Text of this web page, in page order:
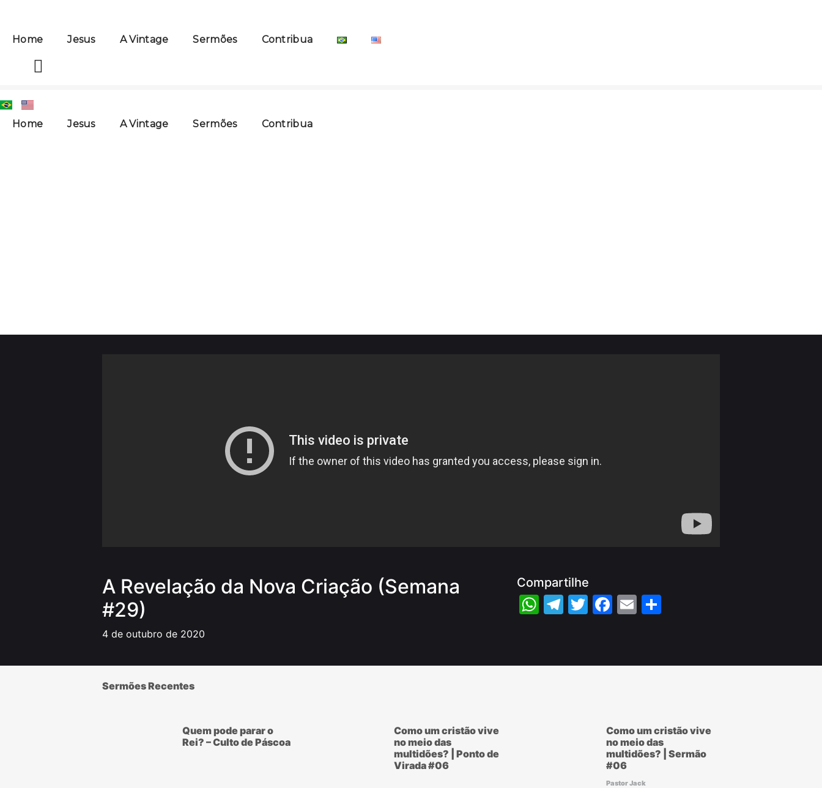
Home Jesus A Vintage Sermões Contribua
Home Jesus A Vintage Sermões Contribua
A Revelação da Nova Criação (Semana
#29)
4 de outubro de 2020
Compartilhe
WhatsApp
Telegram
Twitter
Facebook
Email
Sermões Recentes
Quem pode parar o
Rei? – Culto de Páscoa
Como um cristão vive
no meio das
multidões? | Ponto de
Virada #06
Como um cristão vive
no meio das
multidões? | Sermão
#06
Pastor Jack